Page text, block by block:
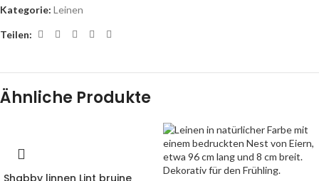
Kategorie: Leinen
Teilen:
Ähnliche Produkte
Shabby linnen Lint bruine